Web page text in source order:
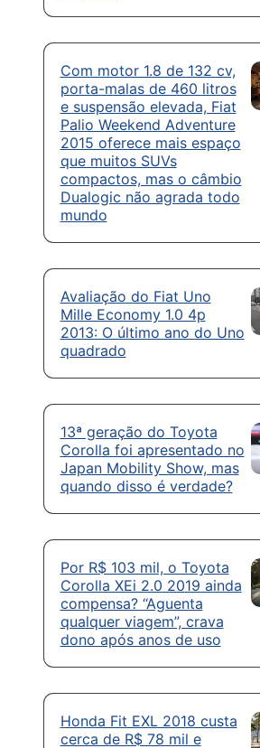
Com motor 1.8 de 132 cv,
porta-malas de 460 litros
e suspensão elevada, Fiat
Palio Weekend Adventure
2015 oferece mais espaço
que muitos SUVs
compactos, mas o câmbio
Dualogic não agrada todo
mundo
Avaliação do Fiat Uno
Mille Economy 1.0 4p
2013: O último ano do Uno
quadrado
13ª geração do Toyota
Corolla foi apresentado no
Japan Mobility Show, mas
quando disso é verdade?
Por R$ 103 mil, o Toyota
Corolla XEi 2.0 2019 ainda
compensa? “Aguenta
qualquer viagem”, crava
dono após anos de uso
Honda Fit EXL 2018 custa
cerca de R$ 78 mil e